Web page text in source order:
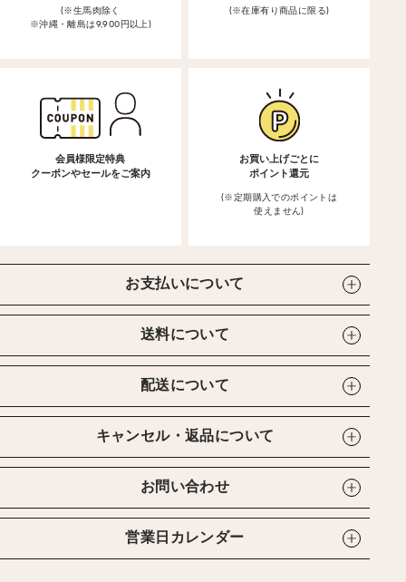
(※生馬肉除く
※沖縄・離島は9,900円以上)
(※在庫有り商品に限る)
会員様限定特典
クーポンやセールをご案内
お買い上げごとに
ポイント還元
(※定期購入でのポイントは
使えません)
お支払いについて
送料について
配送について
キャンセル・返品について
お問い合わせ
営業日カレンダー